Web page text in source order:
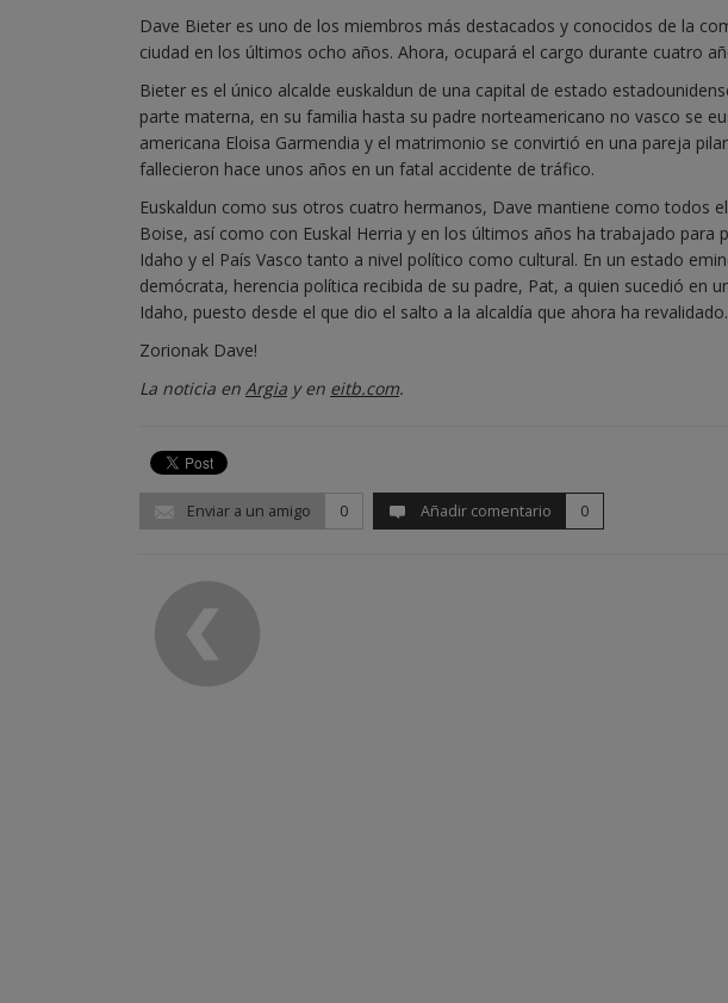
Dave Bieter es uno de los miembros más destacados y conocidos de la
ciudad en los últimos ocho años. Ahora, ocupará el cargo durante cuatro
Bieter es el único alcalde euskaldun de una capital de estado
parte materna, en su familia hasta su padre norteamericano no vasco se
americana Eloisa Garmendia y el matrimonio se convirtió en una pareja
fallecieron hace unos años en un fatal accidente de tráfico.
Euskaldun como sus otros cuatro hermanos, Dave mantiene como todos
Boise, así como con Euskal Herria y en los últimos años ha trabajado
Idaho y el País Vasco tanto a nivel político como cultural. En un estado
demócrata, herencia política recibida de su padre, Pat, a quien sucedió en
Idaho, puesto desde el que dio el salto a la alcaldía que ahora ha revalidado.
Zorionak Dave!
La noticia en Argia y en eitb.com.
Enviar a un amigo 0 Añadir comentario 0